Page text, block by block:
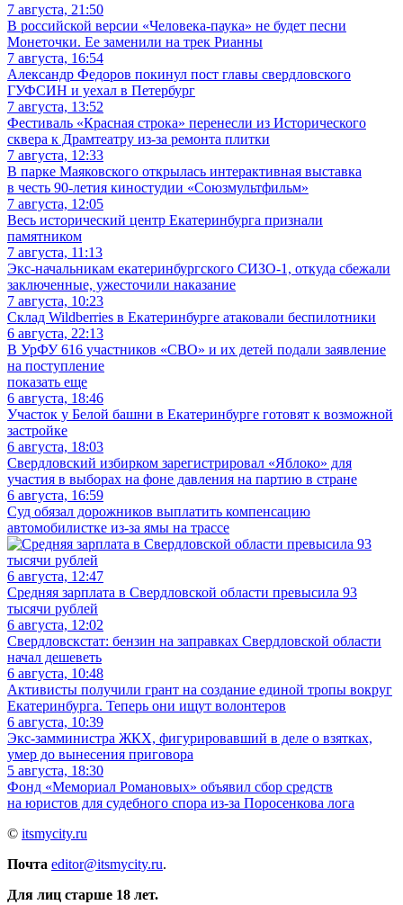
7 августа, 21:50
В российской версии «Человека-паука» не будет песни
Монеточки. Ее заменили на трек Рианны
7 августа, 16:54
Александр Федоров покинул пост главы свердловского
ГУФСИН и уехал в Петербург
7 августа, 13:52
Фестиваль «Красная строка» перенесли из Исторического
сквера к Драмтеатру из-за ремонта плитки
7 августа, 12:33
В парке Маяковского открылась интерактивная выставка
в честь 90-летия киностудии «Союзмультфильм»
7 августа, 12:05
Весь исторический центр Екатеринбурга признали
памятником
7 августа, 11:13
Экс-начальникам екатеринбургского СИЗО-1, откуда сбежали
заключенные, ужесточили наказание
7 августа, 10:23
Склад Wildberries в Екатеринбурге атаковали беспилотники
6 августа, 22:13
В УрФУ 616 участников «СВО» и их детей подали заявление
на поступление
показать еще
6 августа, 18:46
Участок у Белой башни в Екатеринбурге готовят к возможной
застройке
6 августа, 18:03
Свердловский избирком зарегистрировал «Яблоко» для
участия в выборах на фоне давления на партию в стране
6 августа, 16:59
Суд обязал дорожников выплатить компенсацию
автомобилистке из-за ямы на трассе
6 августа, 12:47
Средняя зарплата в Свердловской области превысила 93
тысячи рублей
6 августа, 12:02
Свердловскстат: бензин на заправках Свердловской области
начал дешеветь
6 августа, 10:48
Активисты получили грант на создание единой тропы вокруг
Екатеринбурга. Теперь они ищут волонтеров
6 августа, 10:39
Экс-замминистра ЖКХ, фигурировавший в деле о взятках,
умер до вынесения приговора
5 августа, 18:30
Фонд «Мемориал Романовых» объявил сбор средств
на юристов для судебного спора из-за Поросенкова лога
© itsmycity.ru
Почта editor@itsmycity.ru.
Для лиц старше 18 лет.